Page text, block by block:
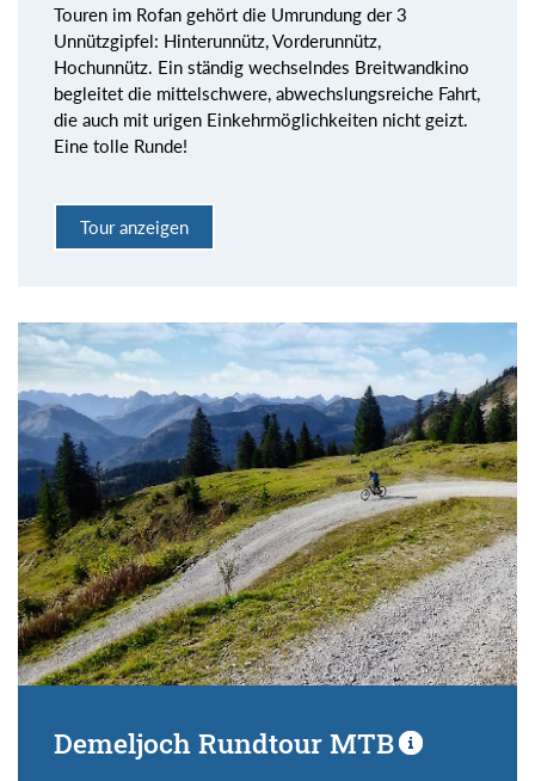
Touren im Rofan gehört die Umrundung der 3
Unnützgipfel: Hinterunnütz, Vorderunnütz,
Hochunnütz. Ein ständig wechselndes Breitwandkino
begleitet die mittelschwere, abwechslungsreiche Fahrt,
die auch mit urigen Einkehrmöglichkeiten nicht geizt.
Eine tolle Runde!
Tour anzeigen
Demeljoch Rundtour MTB